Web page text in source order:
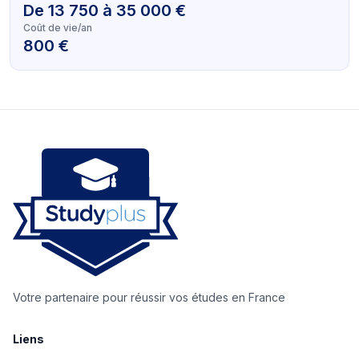
De 13 750 à 35 000 €
Coût de vie/an
800 €
Votre partenaire pour réussir vos études en France
Liens